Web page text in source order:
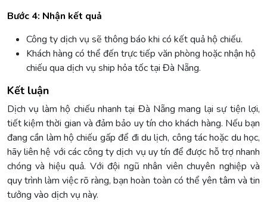
Bước 4: Nhận kết quả
Công ty dịch vụ sẽ thông báo khi có kết quả hộ chiếu.
Khách hàng có thể đến trực tiếp văn phòng hoặc nhận hộ
chiếu qua dịch vụ ship hỏa tốc tại Đà Nẵng.
Kết luận
Dịch vụ làm hộ chiếu nhanh tại Đà Nẵng mang lại sự tiện lợi,
tiết kiệm thời gian và đảm bảo uy tín cho khách hàng. Nếu bạn
đang cần làm hộ chiếu gấp để đi du lịch, công tác hoặc du học,
hãy liên hệ với các công ty dịch vụ uy tín để được hỗ trợ nhanh
chóng và hiệu quả. Với đội ngũ nhân viên chuyên nghiệp và
quy trình làm việc rõ ràng, bạn hoàn toàn có thể yên tâm và tin
tưởng vào dịch vụ này.